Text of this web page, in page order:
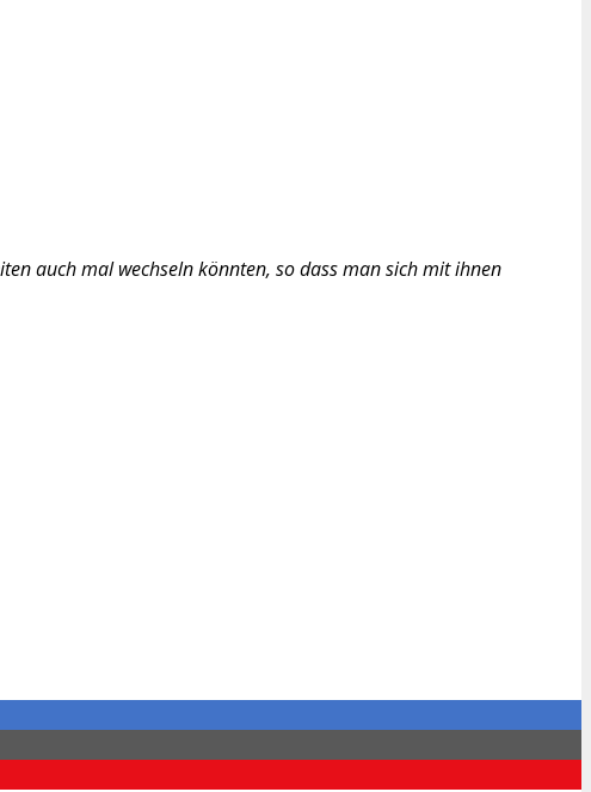
auch mal wechseln könnten, so dass man sich mit ihnen